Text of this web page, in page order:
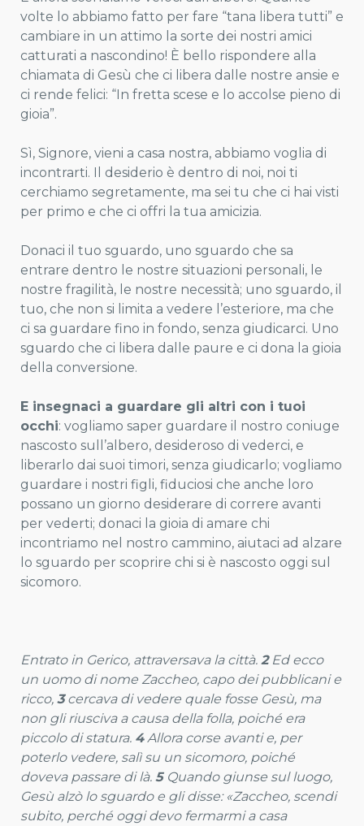
volte lo abbiamo fatto per fare “tana libera tutti” e
cambiare in un attimo la sorte dei nostri amici
catturati a nascondino! È bello rispondere alla
chiamata di Gesù che ci libera dalle nostre ansie e
ci rende felici: “In fretta scese e lo accolse pieno di
gioia”.
Sì, Signore, vieni a casa nostra, abbiamo voglia di
incontrarti. Il desiderio è dentro di noi, noi ti
cerchiamo segretamente, ma sei tu che ci hai visti
per primo e che ci offri la tua amicizia.
Donaci il tuo sguardo, uno sguardo che sa
entrare dentro le nostre situazioni personali, le
nostre fragilità, le nostre necessità; uno sguardo, il
tuo, che non si limita a vedere l’esteriore, ma che
ci sa guardare fino in fondo, senza giudicarci. Uno
sguardo che ci libera dalle paure e ci dona la gioia
della conversione.
E insegnaci a guardare gli altri con i tuoi
occhi: vogliamo saper guardare il nostro coniuge
nascosto sull’albero, desideroso di vederci, e
liberarlo dai suoi timori, senza giudicarlo; vogliamo
guardare i nostri figli, fiduciosi che anche loro
possano un giorno desiderare di correre avanti
per vederti; donaci la gioia di amare chi
incontriamo nel nostro cammino, aiutaci ad alzare
lo sguardo per scoprire chi si è nascosto oggi sul
sicomoro.
Entrato in Gerico, attraversava la città. 2Ed ecco
un uomo di nome Zaccheo, capo dei pubblicani e
ricco, 3cercava di vedere quale fosse Gesù, ma
non gli riusciva a causa della folla, poiché era
piccolo di statura. 4Allora corse avanti e, per
poterlo vedere, salì su un sicomoro, poiché
doveva passare di là. 5Quando giunse sul luogo,
Gesù alzò lo sguardo e gli disse: «Zaccheo, scendi
subito, perché oggi devo fermarmi a casa